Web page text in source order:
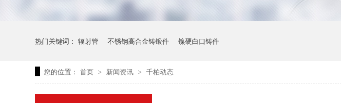
热门关键词： 辐射管 不锈钢高合金铸锻件 镍硬白口铸件
您的位置： 首页 > 新闻资讯 > 千柏动态